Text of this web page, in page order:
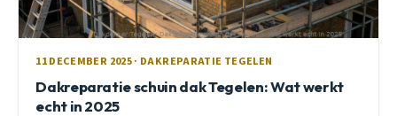
11 DECEMBER 2025 · DAKREPARATIE TEGELEN
Dakreparatie schuin dak Tegelen: Wat werkt
echt in 2025